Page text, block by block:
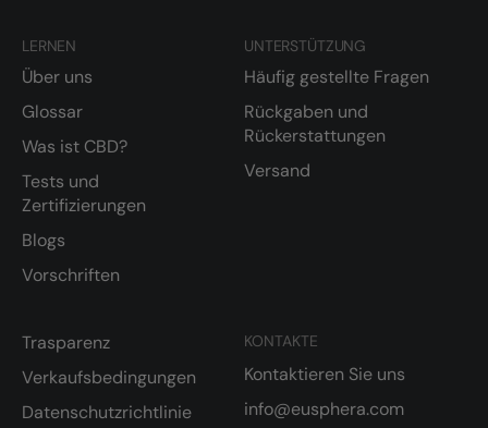
LERNEN
Über uns
Glossar
Was ist CBD?
Tests und
Zertifizierungen
Blogs
Vorschriften
KONTAKTE
Kontaktieren Sie uns
info@eusphera.com
UNTERSTÜTZUNG
Häufig gestellte Fragen
Rückgaben und
Rückerstattungen
Versand
Trasparenz
Verkaufsbedingungen
Datenschutzrichtlinie